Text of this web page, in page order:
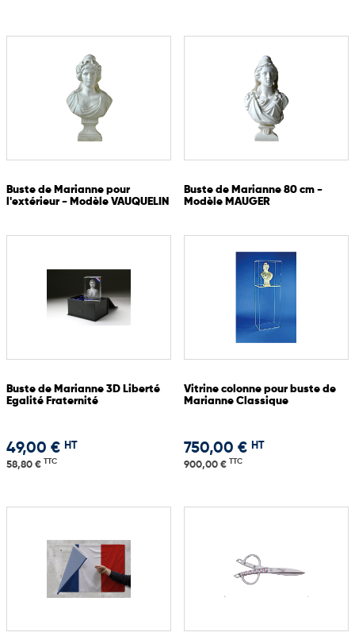
Buste de Marianne pour
l'extérieur - Modèle VAUQUELIN
Buste de Marianne 80 cm -
Modèle MAUGER
Buste de Marianne 3D Liberté
Egalité Fraternité
49,00 € HT
58,80 € TTC
Vitrine colonne pour buste de
Marianne Classique
750,00 € HT
900,00 € TTC